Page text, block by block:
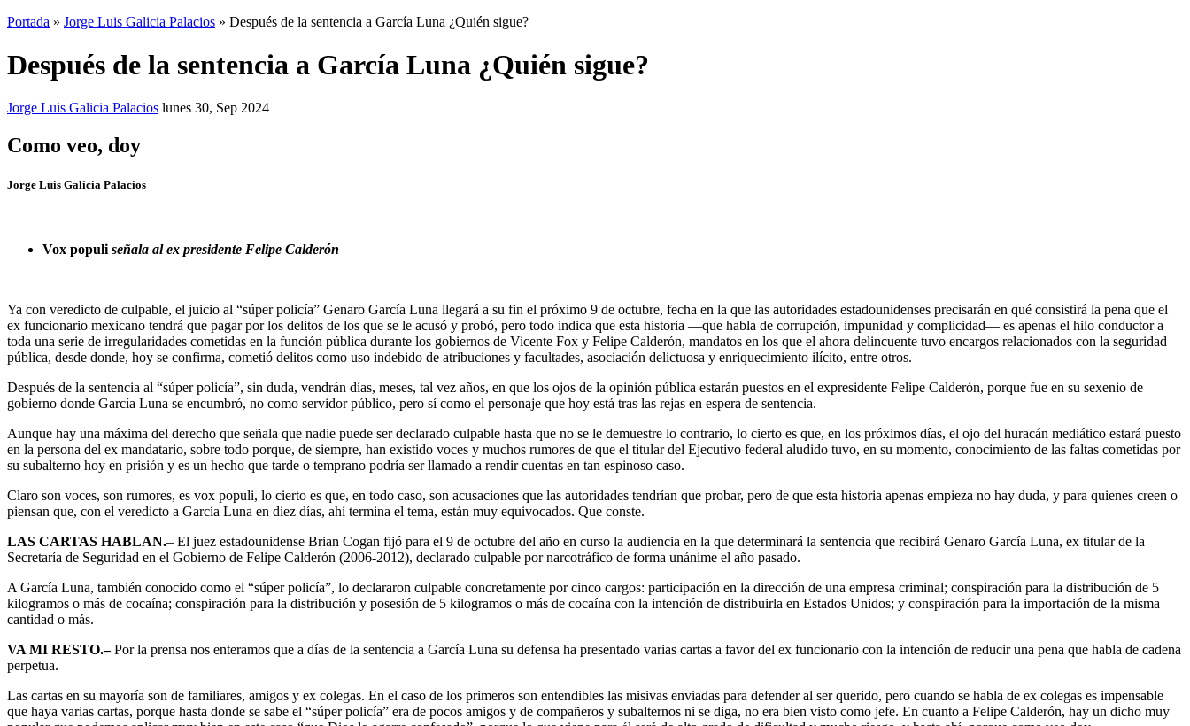
Portada » Jorge Luis Galicia Palacios » Después de la sentencia a García Luna ¿Quién sigue?
Después de la sentencia a García Luna ¿Quién sigue?
Jorge Luis Galicia Palacios lunes 30, Sep 2024
Como veo, doy
Jorge Luis Galicia Palacios
Vox populi señala al ex presidente Felipe Calderón
Ya con veredicto de culpable, el juicio al “súper policía” Genaro García Luna llegará a su fin el próximo 9 de octubre, fecha en la que las autoridades estadounidenses precisarán en qué consistirá la pena que el
ex funcionario mexicano tendrá que pagar por los delitos de los que se le acusó y probó, pero todo indica que esta historia —que habla de corrupción, impunidad y complicidad— es apenas el hilo conductor a
toda una serie de irregularidades cometidas en la función pública durante los gobiernos de Vicente Fox y Felipe Calderón, mandatos en los que el ahora delincuente tuvo encargos relacionados con la seguridad
pública, desde donde, hoy se confirma, cometió delitos como uso indebido de atribuciones y facultades, asociación delictuosa y enriquecimiento ilícito, entre otros.
Después de la sentencia al “súper policía”, sin duda, vendrán días, meses, tal vez años, en que los ojos de la opinión pública estarán puestos en el expresidente Felipe Calderón, porque fue en su sexenio de
gobierno donde García Luna se encumbró, no como servidor público, pero sí como el personaje que hoy está tras las rejas en espera de sentencia.
Aunque hay una máxima del derecho que señala que nadie puede ser declarado culpable hasta que no se le demuestre lo contrario, lo cierto es que, en los próximos días, el ojo del huracán mediático estará puesto
en la persona del ex mandatario, sobre todo porque, de siempre, han existido voces y muchos rumores de que el titular del Ejecutivo federal aludido tuvo, en su momento, conocimiento de las faltas cometidas por
su subalterno hoy en prisión y es un hecho que tarde o temprano podría ser llamado a rendir cuentas en tan espinoso caso.
Claro son voces, son rumores, es vox populi, lo cierto es que, en todo caso, son acusaciones que las autoridades tendrían que probar, pero de que esta historia apenas empieza no hay duda, y para quienes creen o
piensan que, con el veredicto a García Luna en diez días, ahí termina el tema, están muy equivocados. Que conste.
LAS CARTAS HABLAN.– El juez estadounidense Brian Cogan fijó para el 9 de octubre del año en curso la audiencia en la que determinará la sentencia que recibirá Genaro García Luna, ex titular de la
Secretaría de Seguridad en el Gobierno de Felipe Calderón (2006-2012), declarado culpable por narcotráfico de forma unánime el año pasado.
A García Luna, también conocido como el “súper policía”, lo declararon culpable concretamente por cinco cargos: participación en la dirección de una empresa criminal; conspiración para la distribución de 5
kilogramos o más de cocaína; conspiración para la distribución y posesión de 5 kilogramos o más de cocaína con la intención de distribuirla en Estados Unidos; y conspiración para la importación de la misma
cantidad o más.
VA MI RESTO.–Por la prensa nos enteramos que a días de la sentencia a García Luna su defensa ha presentado varias cartas a favor del ex funcionario con la intención de reducir una pena que habla de cadena
perpetua.
Las cartas en su mayoría son de familiares, amigos y ex colegas. En el caso de los primeros son entendibles las misivas enviadas para defender al ser querido, pero cuando se habla de ex colegas es impensable
que haya varias cartas, porque hasta donde se sabe el “súper policía” era de pocos amigos y de compañeros y subalternos ni se diga, no era bien visto como jefe. En cuanto a Felipe Calderón, hay un dicho muy